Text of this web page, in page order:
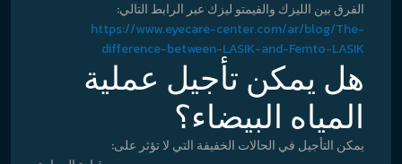
الفرق بين الليزك والفيمتو ليزك عبر الرابط التالي:
https://www.eyecare-center.com/ar/blog/The-
difference-between-LASIK-and-Femto-LASIK
هل يمكن تأجيل عملية
المياه البيضاء؟
يمكن التأجيل في الحالات الخفيفة التي لا تؤثر على: